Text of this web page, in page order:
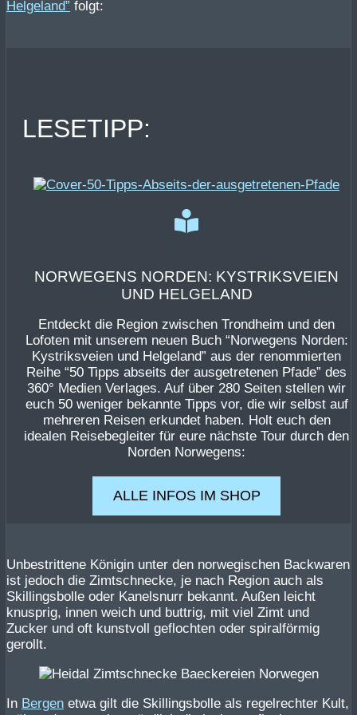
Helgeland” folgt:
LESETIPP:
NORWEGENS NORDEN: KYSTRIKSVEIEN
UND HELGELAND
Entdeckt die Region zwischen Trondheim und den
Lofoten mit unserem neuen Buch “Norwegens Norden:
Kystriksveien und Helgeland” aus der renommierten
Reihe “50 Tipps abseits der ausgetretenen Pfade” des
360° Medien Verlages. Auf über 280 Seiten stellen wir
euch 50 weniger bekannte Tipps vor, die wir selbst auf
mehreren Reisen erkundet haben. Holt euch den
idealen Reisebegleiter für eure nächste Tour durch den
Norden Norwegens:
ALLE INFOS IM SHOP
Unbestrittene Königin unter den norwegischen Backwaren
ist jedoch die Zimtschnecke, je nach Region auch als
Skillingsbolle oder Kanelsnurr bekannt. Außen leicht
knusprig, innen weich und buttrig, mit viel Zimt und
Zucker und oft kunstvoll geflochten oder spiralförmig
gerollt.
In Bergen etwa gilt die Skillingsbolle als regelrechter Kult,